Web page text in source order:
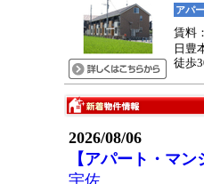
アパ
賃料：
日豊
徒歩
2026/08/06
【アパート・マン